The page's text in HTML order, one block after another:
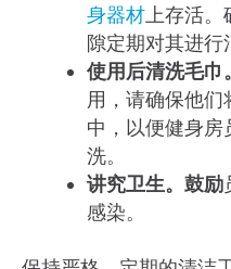
身器材上存活。
隙定期对其进行
使用后清洗毛巾
用，请确保他
中，以便健身
洗。
讲究卫生。鼓励
感染。